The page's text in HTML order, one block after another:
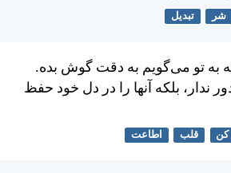
شر تبدیل
به تو می‌گويم به دقت گوش بده.
ندار، بلكه آنها را در دل خود حفظ
قلب اطاعت